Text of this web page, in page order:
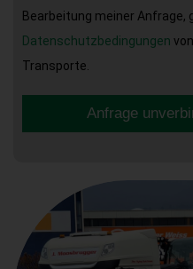
Bearbeitung meiner Anfrage,
Datenschutzbedingungen
Transporte.
Anfrage